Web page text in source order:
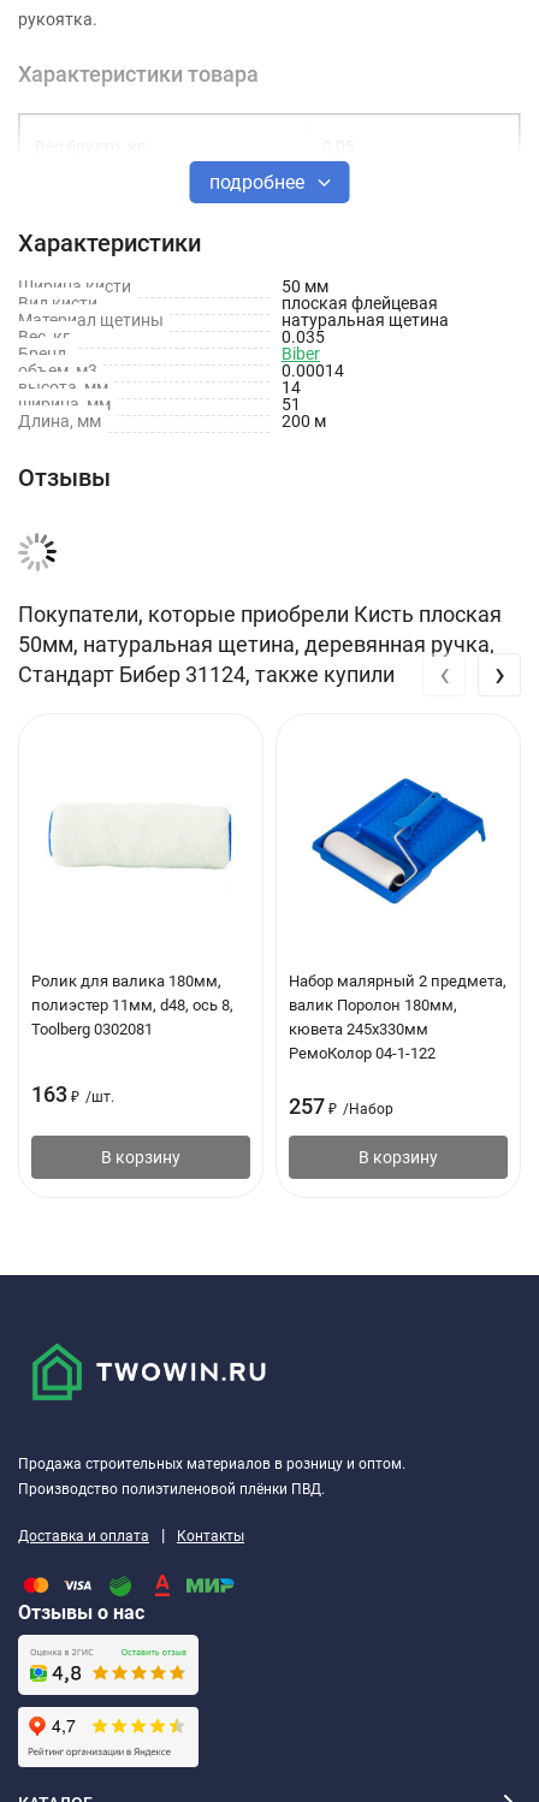
рукоятка.
Характеристики товара
Размер кисти, мм 50
Материал рукоятки
подробнее
Характеристики
Ширина кисти
50 мм
Вид кисти
плоская флейцевая
Материал щетины
натуральная щетина
Вес, кг
0.035
Бренд
Biber
объем, м3
0.00014
высота, мм
14
ширина, мм
51
Длина, мм
200 м
Отзывы
Покупатели, которые приобрели Кисть плоская
50мм, натуральная щетина, деревянная ручка,
Стандарт Бибер 31124, также купили
Ролик для валика 180мм,
полиэстер 11мм, d48, ось 8,
Toolberg 0302081
163 ₽ /шт.
В корзину
Набор малярный 2 предмета,
валик Поролон 180мм,
кювета 245х330мм
РемоКолор 04-1-122
257 ₽ /Набор
В корзину
‹ ›
Продажа строительных материалов в розницу и оптом.
Производство полиэтиленовой плёнки ПВД.
Доставка и оплата | Контакты
Отзывы о нас